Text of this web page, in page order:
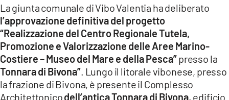
COSENZACHANNEL.IT
ILVIBONESE.IT
CATANZAROCHANNEL.IT
LACAPITALENEWS.IT
La giunta comunale di Vibo Valentia ha deliberato
l’approvazione definitiva del progetto
“Realizzazione del Centro Regionale Tutela,
Promozione e Valorizzazione delle Aree Marino-
Costiere – Museo del Mare e della Pesca”presso la
Tonnara di Bivona” . Lungo il litorale vibonese, presso
la frazione di Bivona, è presente il Complesso
Architettonicodell’antica Tonnara di Bivona, edificio